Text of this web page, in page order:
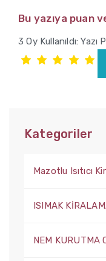
Bu yazıya puan
3 Oy Kullanıldı: Yazı
Kategoriler
Mazotlu Isıtıcı
ISIMAK
NEM KURUTMA